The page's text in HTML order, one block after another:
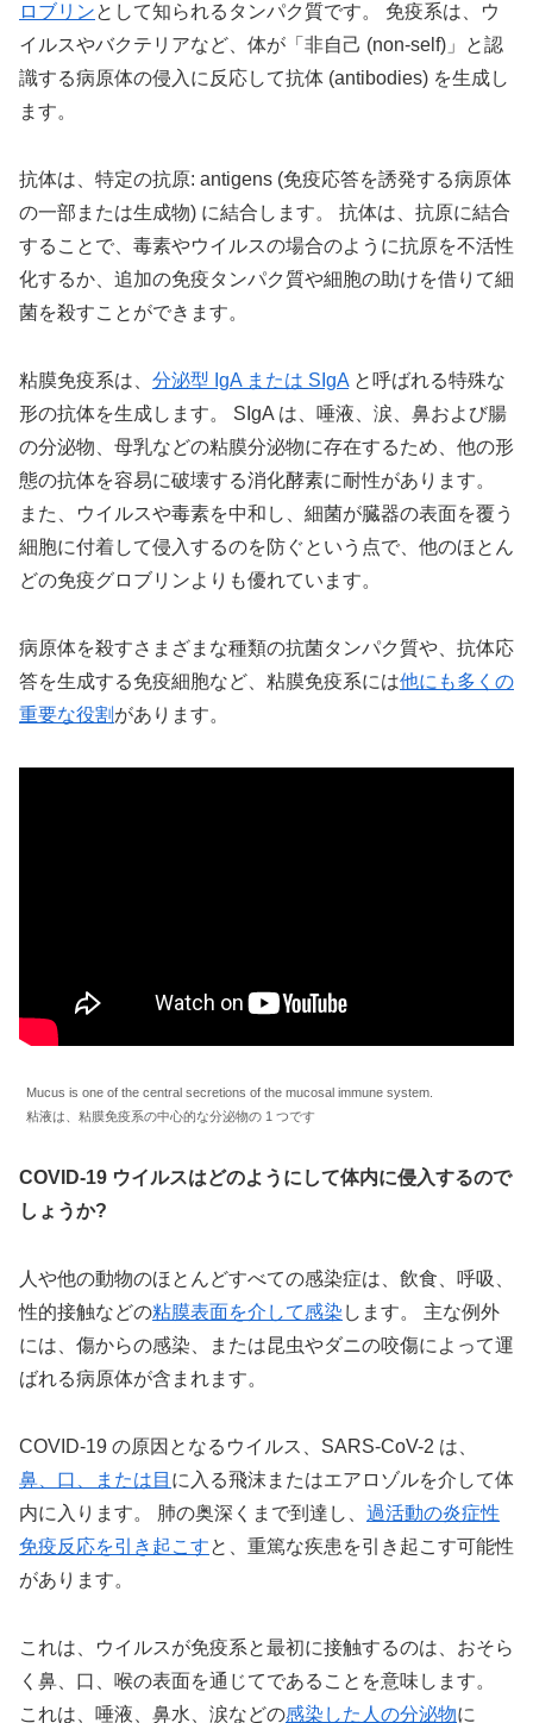
ロブリンとして知られるタンパク質です。 免疫系は、ウ
イルスやバクテリアなど、体が「非自己 (non-self)」と認
識する病原体の侵入に反応して抗体 (antibodies) を生成し
ます。
抗体は、特定の抗原: antigens (免疫応答を誘発する病原体
の一部または生成物) に結合します。 抗体は、抗原に結合
することで、毒素やウイルスの場合のように抗原を不活性
化するか、追加の免疫タンパク質や細胞の助けを借りて細
菌を殺すことができます。
粘膜免疫系は、 分泌型 IgA または SIgA と呼ばれる特殊な
形の抗体を生成します。 SIgA は、唾液、涙、鼻および腸
の分泌物、母乳などの粘膜分泌物に存在するため、他の形
態の抗体を容易に破壊する消化酵素に耐性があります。
また、ウイルスや毒素を中和し、細菌が臓器の表面を覆う
細胞に付着して侵入するのを防ぐという点で、他のほとん
どの免疫グロブリンよりも優れています。
病原体を殺すさまざまな種類の抗菌タンパク質や、抗体応
答を生成する免疫細胞など、粘膜免疫系には他にも多くの
重要な役割 があります。
Mucus is one of the central secretions of the mucosal immune system.
粘液は、粘膜免疫系の中心的な分泌物の 1 つです
COVID-19 ウイルスはどのようにして体内に侵入するので
しょうか?
人や他の動物のほとんどすべての感染症は、飲食、呼吸、
性的接触などの粘膜表面を介して感染 します。 主な例外
には、傷からの感染、または昆虫やダニの咬傷によって運
ばれる病原体が含まれます。
COVID-19 の原因となるウイルス、SARS-CoV-2 は、
鼻、口、または目 に入る飛沫またはエアロゾルを介して体
内に入ります。 肺の奥深くまで到達し、 過活動の炎症性
免疫反応を引き起こすと、重篤な疾患を引き起こす可能性
があります。
これは、ウイルスが免疫系と最初に接触するのは、おそら
く鼻、口、喉の表面を通じてであることを意味します。
これは、唾液、鼻水、涙などの感染した人の分泌物に